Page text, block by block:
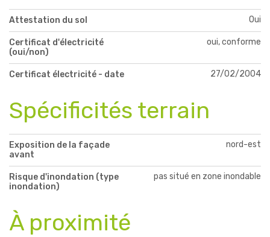
Attestation du sol Oui
Certificat d'électricité
(oui/non)
oui, conforme
Certificat électricité - date 27/02/2004
Spécificités terrain
Exposition de la façade
avant
nord-est
Risque d'inondation (type
inondation)
pas situé en zone inondable
À proximité